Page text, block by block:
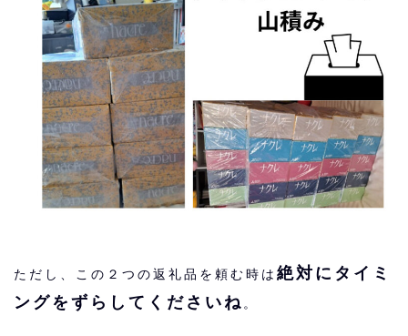
ただし、この２つの返礼品を頼む時は 絶対にタイミ
ングをずらしてくださいね 。